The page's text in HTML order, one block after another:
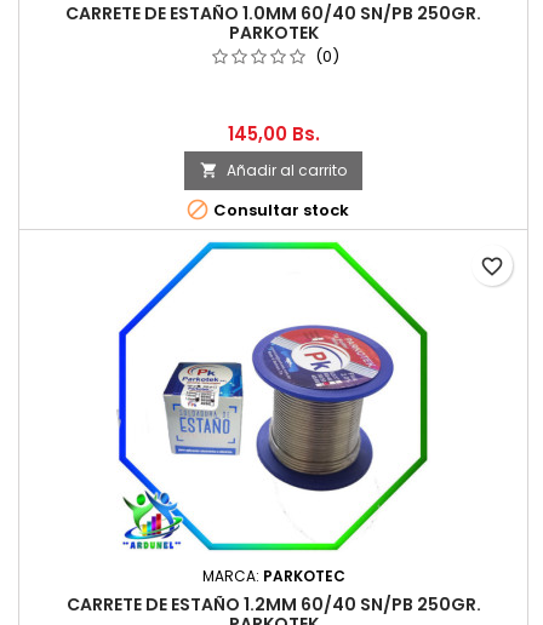
CARRETE DE ESTAÑO 1.0MM 60/40 SN/PB 250GR.
PARKOTEK
(0)
145,00 Bs.
 Añadir al carrito
 Consultar stock
MARCA: PARKOTEC
CARRETE DE ESTAÑO 1.2MM 60/40 SN/PB 250GR.
favorite_border